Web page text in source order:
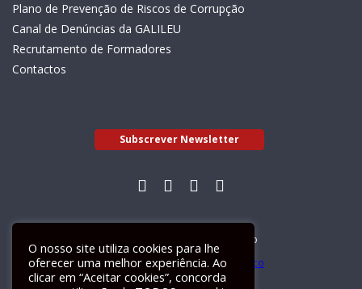
Plano de Prevenção de Riscos de Corrupção
Canal de Denúncias da GALILEU
Recrutamento de Formadores
Contactos
Subscrever Newsletter
Livro de Reclamações Electrónico
O nosso site utiliza cookies para lhe
oferecer uma melhor experiência. Ao
clicar em “Aceitar cookies”, concorda